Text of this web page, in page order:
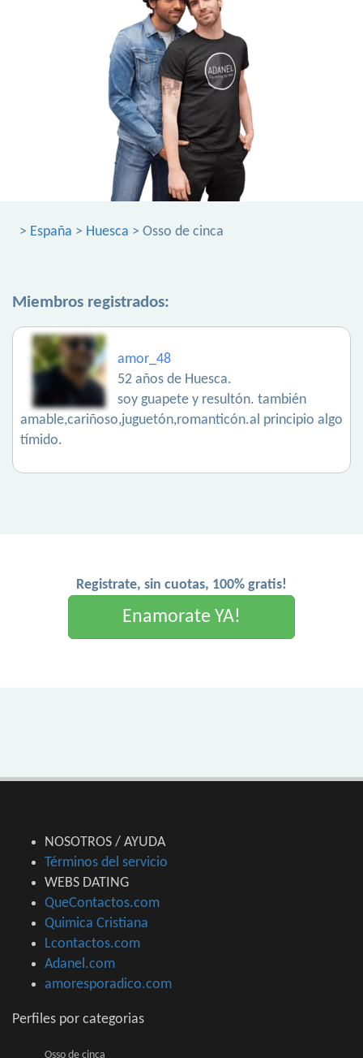
> España > Huesca > Osso de cinca
Miembros registrados:
amor_48
52 años de Huesca.
soy guapete y resultón. también
amable,cariñoso,juguetón,romanticón.al principio algo
tímido.
Registrate, sin cuotas, 100% gratis!
Enamorate YA!
NOSOTROS / AYUDA
Términos del servicio
WEBS DATING
QueContactos.com
Quimica Cristiana
Lcontactos.com
Adanel.com
amoresporadico.com
Perfiles por categorias
Osso de cinca